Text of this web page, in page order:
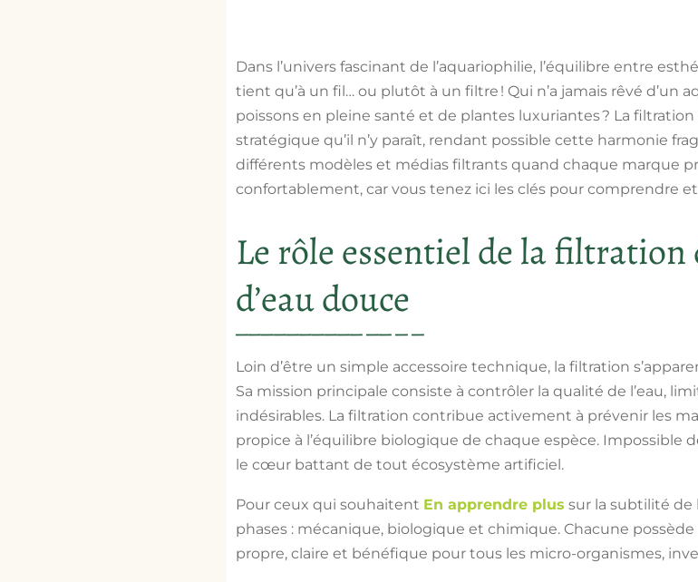
Dans l’univers fascinant de l’aquariophilie, l’équilibre entre
tient qu’à un fil… ou plutôt à un filtre ! Qui n’a jamais rêvé d’un
poissons en pleine santé et de plantes luxuriantes ? La
stratégique qu’il n’y paraît, rendant possible cette harmonie
différents modèles et médias filtrants quand chaque marque
confortablement, car vous tenez ici les clés pour comprendre
Le rôle essentiel de la
d’eau douce
Loin d’être un simple accessoire technique, la filtration
Sa mission principale consiste à contrôler la qualité de l’eau,
indésirables. La filtration contribue activement à prévenir les
propice à l’équilibre biologique de chaque espèce. Impossible
le cœur battant de tout écosystème artificiel.
Pour ceux qui souhaitent En apprendre plus sur la subtilité de
phases : mécanique, biologique et chimique. Chacune
propre, claire et bénéfique pour tous les micro-organismes,